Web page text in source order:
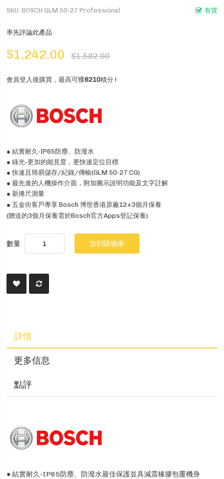
有貨
SKU BOSCH GLM 50-27 Professional
率先評論此產品
$1,242.00 $1,582.00
會員登入後購買，最高可獲6210積分 !
● 結實耐久-IP65防塵、防潑水
● 綠光-更加的能見度，更快速定位目標
● 快速且簡易儲存/紀錄/傳輸(GLM 50-27 CG)
● 最先進的人機操作介面，附加圖示說明功能及文字註解
● 新捲尺測量
● 五金街客戶專享 Bosch 博世香港原廠12+3個月保養
(贈送的3個月保養需於Bosch官方Apps登記保養)
數量 加到購物車
詳情
更多信息
點評
● 結實耐久-IP65防塵、防潑水最佳保護並具減震橡膠包覆機身